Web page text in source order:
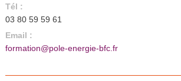
Tél :
03 80 59 59 61
Email :
formation@pole-energie-bfc.fr